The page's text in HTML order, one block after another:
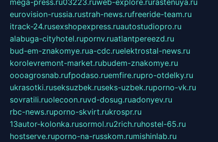
mega-press.ru03223.ruweb-explore.rurastenuya.ru
eurovision-russia.rustrah-news.rufreeride-team.ru
itrack-24.rusexshopexpress.ruautostudiopro.ru
alabuga-cityhotel.rupornv.ruatlantpereezd.ru
bud-em-znakomye.rua-cdc.ruelektrostal-news.ru
korolevremont-market.rubudem-znakomye.ru
oooagrosnab.rufpodaso.ruemfire.rupro-otdelky.ru
ukrasotki.ruseksuzbek.ruseks-uzbek.ruporno-vk.ru
sovratili.ruolecoon.ruvd-dosug.ruadonyev.ru
rbc-news.ruporno-skvirt.rukrospr.ru
13autor-kolonka.rusormol.ru2rich.ruhostel-65.ru
hostserve.ruporno-na-russkom.rumishinlab.ru